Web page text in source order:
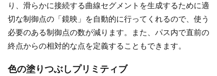
り、滑らかに接続する曲線セグメントを生成するために適
切な制御点の「鏡映」を自動的に行ってくれるので、使う
必要のある制御点の数が減ります。また、パス内で直前の
終点からの相対的な点を定義することもできます。
色の塗りつぶしプリミティブ